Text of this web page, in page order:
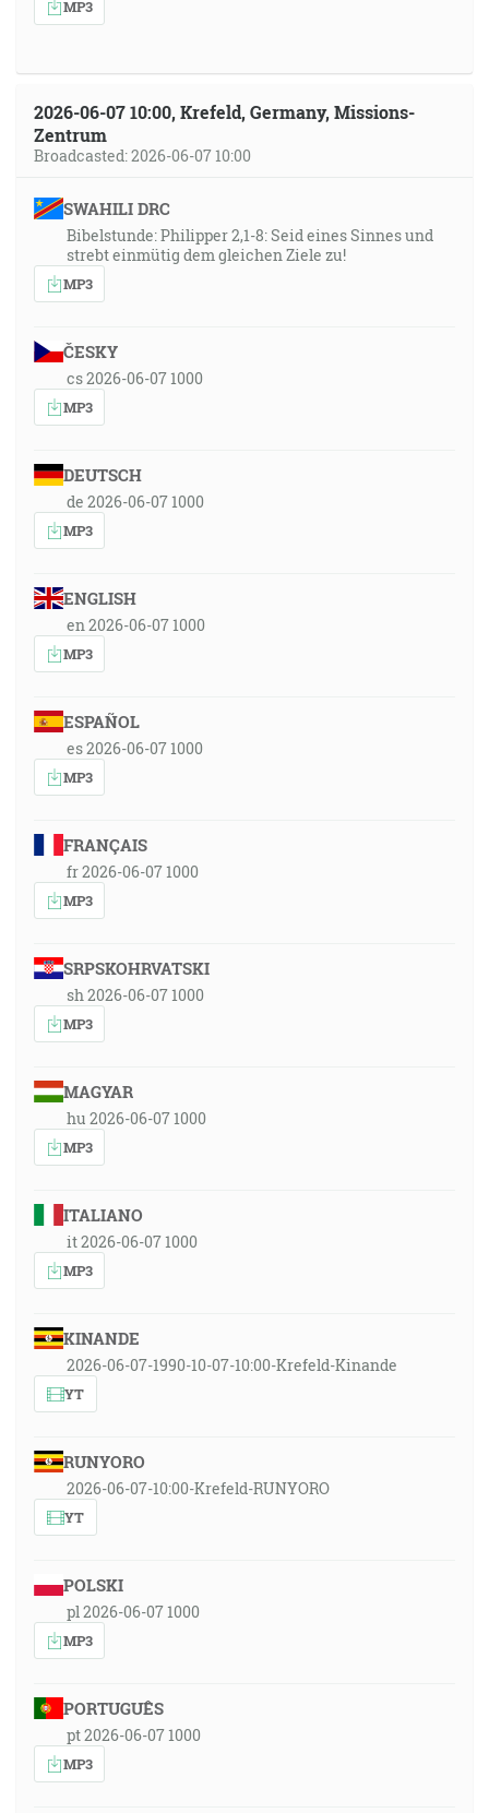
MP3
2026-06-07 10:00, Krefeld, Germany, Missions-
Zentrum
Broadcasted: 2026-06-07 10:00
SWAHILI DRC
Bibelstunde: Philipper 2,1-8: Seid eines Sinnes und
strebt einmütig dem gleichen Ziele zu!
MP3
ČESKY
cs 2026-06-07 1000
MP3
DEUTSCH
de 2026-06-07 1000
MP3
ENGLISH
en 2026-06-07 1000
MP3
ESPAÑOL
es 2026-06-07 1000
MP3
FRANÇAIS
fr 2026-06-07 1000
MP3
SRPSKOHRVATSKI
sh 2026-06-07 1000
MP3
MAGYAR
hu 2026-06-07 1000
MP3
ITALIANO
it 2026-06-07 1000
MP3
KINANDE
2026-06-07-1990-10-07-10:00-Krefeld-Kinande
YT
RUNYORO
2026-06-07-10:00-Krefeld-RUNYORO
YT
POLSKI
pl 2026-06-07 1000
MP3
PORTUGUÊS
pt 2026-06-07 1000
MP3